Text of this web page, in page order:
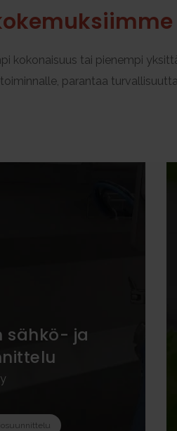
kokonaisuus tai pienempi
parantaa
sähkö- ja